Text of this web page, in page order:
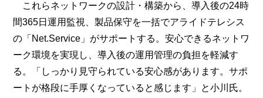
これらネットワークの設計・構築から、導入後の24時
間365日運用監視、製品保守を一括でアライドテレシス
の「Net.Service」がサポートする。安心できるネットワ
ーク環境を実現し、導入後の運用管理の負担を軽減す
る。「しっかり見守られている安心感があります。サポ
ートが格段に手厚くなっていると感じます」と小川氏。